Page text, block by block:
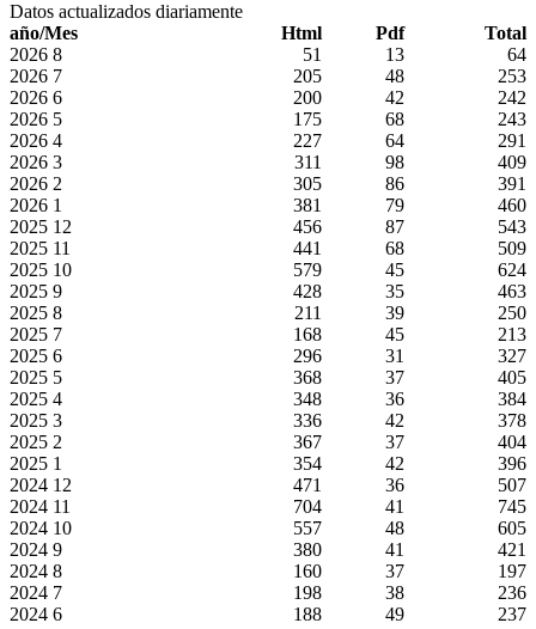
Datos actualizados diariamente
año/Mes
Html Pdf
Total
2026 8 51 13
64
2026 7 205 48
253
2026 6 200 42
242
2026 5 175 68
243
2026 4 227 64
291
2026 3 311 98
409
2026 2 305 86
391
2026 1 381 79
460
2025 12 456 87
543
2025 11 441 68
509
2025 10 579 45
624
2025 9 428 35
463
2025 8 211 39
250
2025 7 168 45
213
2025 6 296 31
327
2025 5 368 37
405
2025 4 348 36
384
2025 3 336 42
378
2025 2 367 37
404
2025 1 354 42
396
2024 12 471 36
507
2024 11 704 41
745
2024 10 557 48
605
2024 9 380 41
421
2024 8 160 37
197
2024 7 198 38
236
2024 6 188 49
237